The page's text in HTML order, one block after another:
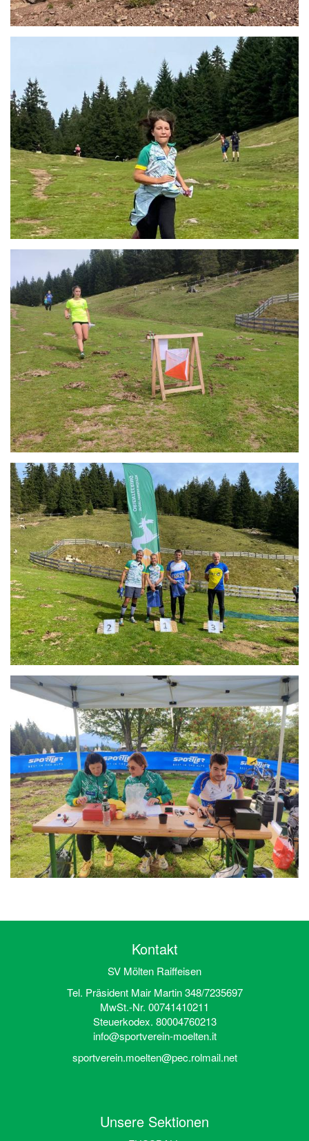
Kontakt
SV Mölten Raiffeisen
Tel. Präsident Mair Martin 348/7235697
MwSt.-Nr. 00741410211
Steuerkodex. 80004760213
info@sportverein-moelten.it
sportverein.moelten@pec.rolmail.net
Unsere Sektionen